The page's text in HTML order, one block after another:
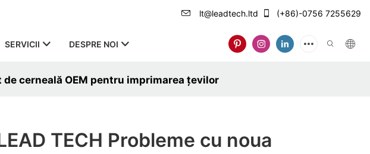
lt@leadtech.ltd (+86)-0756 7255629
SERVICII DESPRE NOI
de cerneală OEM pentru imprimarea țevilor
TECH Probleme cu noua